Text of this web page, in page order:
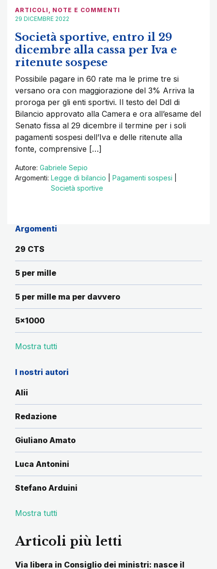
ARTICOLI , NOTE E COMMENTI
29 DICEMBRE 2022
Società sportive, entro il 29
dicembre alla cassa per Iva e
ritenute sospese
Possibile pagare in 60 rate ma le prime tre si
versano ora con maggiorazione del 3% Arriva la
proroga per gli enti sportivi. Il testo del Ddl di
Bilancio approvato alla Camera e ora all’esame del
Senato fissa al 29 dicembre il termine per i soli
pagamenti sospesi dell’Iva e delle ritenute alla
fonte, comprensive […]
Autore: Gabriele Sepio
Argomenti: Legge di bilancio Pagamenti sospesi
Società sportive
Argomenti
29 CTS
5 per mille
5 per mille ma per davvero
5x1000
Mostra tutti
I nostri autori
Alii
Redazione
Giuliano Amato
Luca Antonini
Stefano Arduini
Mostra tutti
Articoli più letti
Via libera in Consiglio dei ministri: nasce il